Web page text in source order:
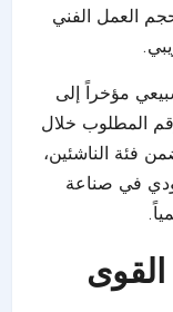
العمل الفني
مؤخراً إلى
المطلوب خلال
فئة الناشئين،
في صناعة